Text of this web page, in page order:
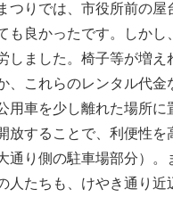
つりでは、市役所前の屋
も良かったです。しかし
しました。椅⼦等が増え
、これらのレンタル代⾦
⽤⾞を少し離れた場所に
放することで、利便性を
通り側の駐⾞場部分）。
⼈たちも、けやき通り近